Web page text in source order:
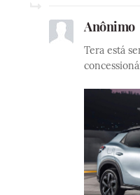
Anônimo
Tera está